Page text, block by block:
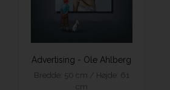
Advertising - Ole Ahlberg
Bredde: 50 cm / Højde: 61
cm